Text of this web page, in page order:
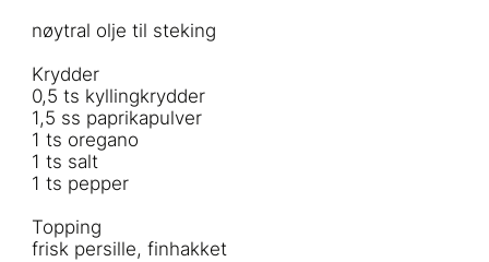
nøytral olje til steking
Krydder
0,5 ts kyllingkrydder
1,5 ss paprikapulver
1 ts oregano
1 ts salt
1 ts pepper
Topping
frisk persille, finhakket